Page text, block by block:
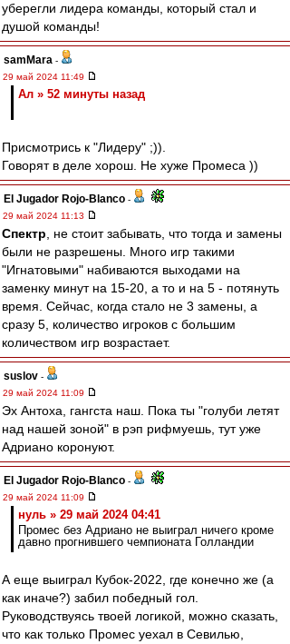
уберегли лидера команды, который стал и
душой команды!
samMara -
29 май 2024 11:49
Ал » 52 минуты назад
Присмотрись к "Лидеру" ;)).
Говорят в деле хорош. Не хуже Промеса ))
El Jugador Rojo-Blanco -
29 май 2024 11:13
Спектр , не стоит забывать, что тогда и замены
были не разрешены. Много игр такими
"Игнатовыми" набиваются выходами на
заменку минут на 15-20, а то и на 5 - потянуть
время. Сейчас, когда стало не 3 замены, а
сразу 5, количество игроков с большим
количеством игр возрастает.
suslov -
29 май 2024 11:09
Эх Антоха, гангста наш. Пока ты "голуби летят
над нашей зоной" в рэп рифмуешь, тут уже
Адриано коронуют.
El Jugador Rojo-Blanco -
29 май 2024 11:09
нуль » 29 май 2024 04:41
Промес без Адриано не выиграл ничего кроме
давно прогнившего чемпионата Голландии
А еще выиграл Кубок-2022, где конечно же (а
как иначе?) забил победный гол.
Руководствуясь твоей логикой, можно сказать,
что как только Промес уехал в Севилью,